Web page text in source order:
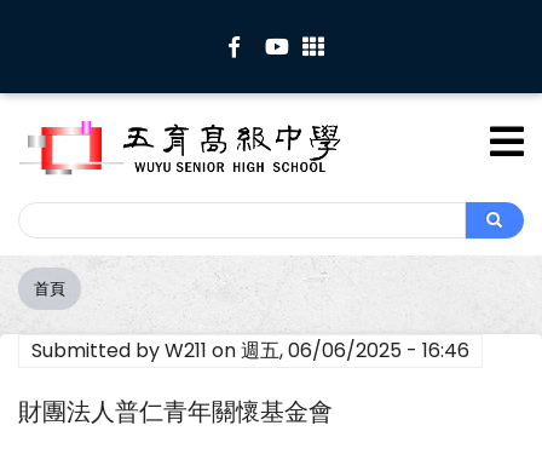
內
Search
Search
導
航
連
首頁
Submitted byW211 on週五, 06/06/2025 - 16:46
財團法人普仁青年關懷基金會